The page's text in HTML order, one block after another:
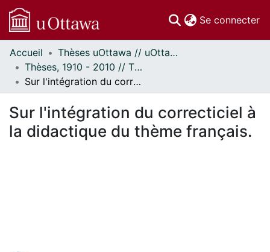
Se connecter
Communautés
et collections
Parcourir
À propos
Accueil
Thèses uOttawa // uOttawa Theses
Thèses, 1910 - 2010 // Theses, 1910 - 2010
Sur l'intégration du correcticiel à la didactique du thème français.
Sur l'intégration du correcticiel à
la didactique du thème français.